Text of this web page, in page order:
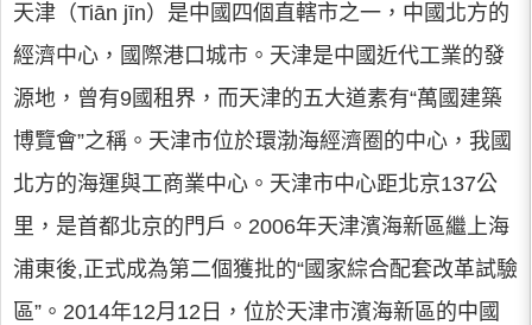
天津（Tiān jīn）是中國四個直轄市之一，中國北方的
經濟中心，國際港口城市。天津是中國近代工業的發
源地，曾有9國租界，而天津的五大道素有“萬國建築
博覽會”之稱。天津市位於環渤海經濟圈的中心，我國
北方的海運與工商業中心。天津市中心距北京137公
里，是首都北京的門戶。2006年天津濱海新區繼上海
浦東後,正式成為第二個獲批的“國家綜合配套改革試驗
區”。2014年12月12日，位於天津市濱海新區的中國